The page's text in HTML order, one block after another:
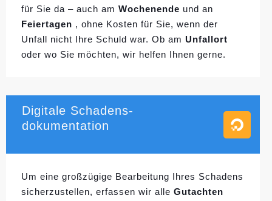
für Sie da – auch am Wochenende und an
Feiertagen , ohne Kosten für Sie, wenn der
Unfall nicht Ihre Schuld war. Ob am Unfallort
oder wo Sie möchten, wir helfen Ihnen gerne.
Digitale Schadens-
dokumentation
Um eine großzügige Bearbeitung Ihres Schadens
sicherzustellen, erfassen wir alle Gutachten